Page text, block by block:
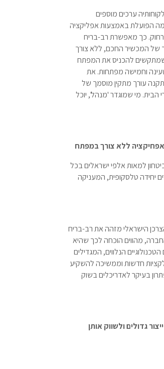
ערכים מוספים
הפועלת באמצעות אפליקציה
כך מאפשרת רב-בריח
של המכשיר החכם, ללא צורך
שמתקשים להכניס את המפתח
וחמישה מפתחות. את
עורך מתקין מוסמך של
הבית. מי שמוגדר 'מנהל', יוכל
ללא צורך במפתח
למאות אלפי ישראלים בכל
יחידה טלסקופית, המעניקה
שהצרכן הישראלי מזהה את רב-בריח
מהווים הוכחה לכך שהיא
הנלווים, המגדילים
חדשות וממשיכה להשקיע
בעיקר לאדריכלים בשוק
גדולים ולשווק אותן